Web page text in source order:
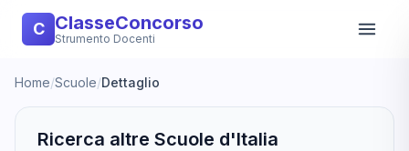
C ClasseConcorso
Strumento Docenti
Home/Scuole/Dettaglio
Ricerca altre Scuole d'Italia